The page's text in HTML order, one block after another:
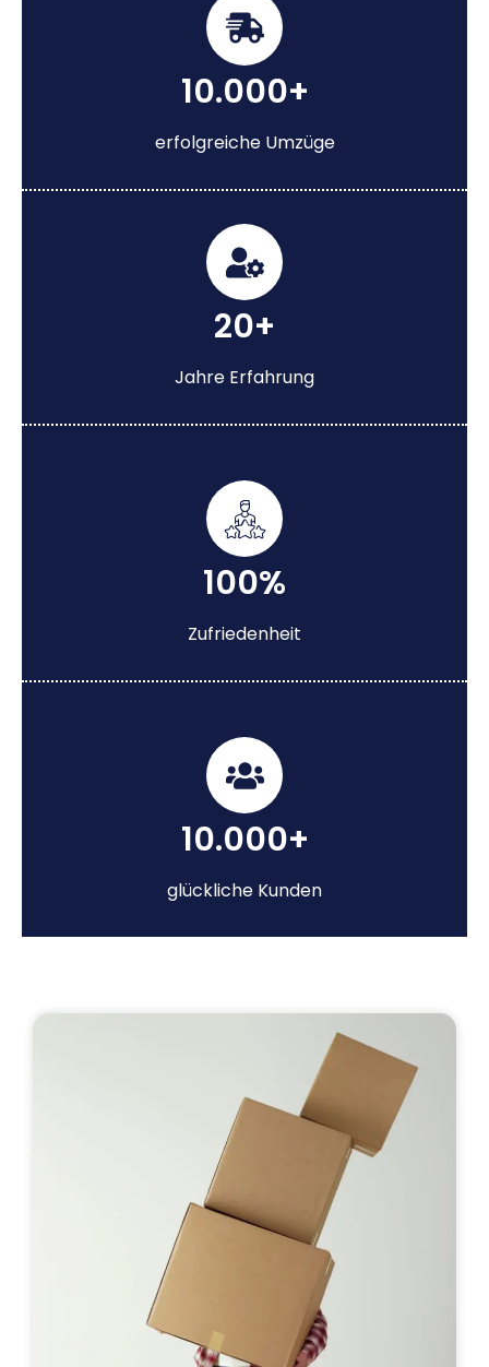
10.000+
erfolgreiche Umzüge
20+
Jahre Erfahrung
100%
Zufriedenheit
10.000+
glückliche Kunden